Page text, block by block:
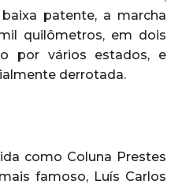
patente, a marcha
quilômetros, em dois
por vários estados, e
derrotada.
como Coluna Prestes
famoso, Luís Carlos